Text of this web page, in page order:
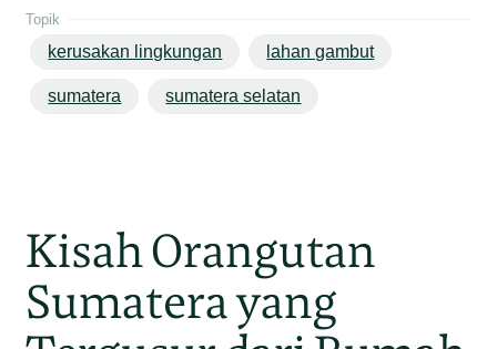
Topik
kerusakan lingkungan lahan gambut
sumatera sumatera selatan
Kisah Orangutan
Sumatera yang